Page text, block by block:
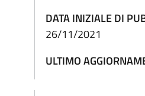
DATA INIZIALE DI
26/11/2021
ULTIMO